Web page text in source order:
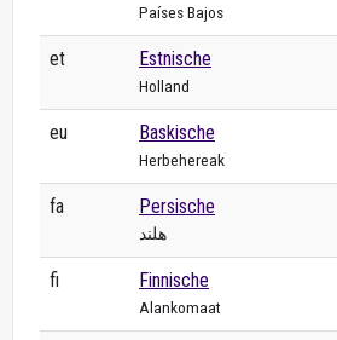
Países Bajos
et Estnische
Holland
eu Baskische
Herbehereak
fa Persische
هلند
fi Finnische
Alankomaat